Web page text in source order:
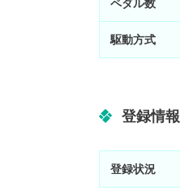
ペダル数
駆動方式
登録情報
登録状況